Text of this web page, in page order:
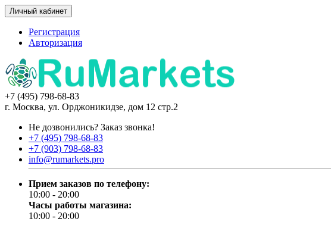
Личный кабинет
Регистрация
Авторизация
+7 (495) 798-68-83
г. Москва, ул. Орджоникидзе, дом 12 стр.2
Не дозвонились? Заказ звонка!
+7 (495) 798-68-83
+7 (903) 798-68-83
info@rumarkets.pro
Прием заказов по телефону:
10:00 - 20:00
Часы работы магазина:
10:00 - 20:00